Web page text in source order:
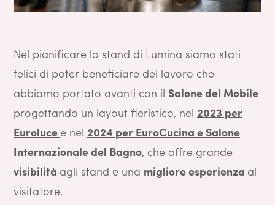
Nel pianificare lo stand di Lumina siamo stati
felici di poter beneficiare del lavoro che
abbiamo portato avanti con il Salone del Mobile
progettando un layout fieristico, nel 2023 per
Euroluce e nel 2024 per EuroCucina e Salone
Internazionale del Bagno, che offre grande
visibilità agli stand e una migliore esperienza al
visitatore.